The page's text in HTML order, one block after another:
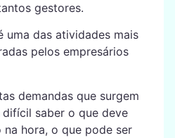
gestores.
uma das atividades mais
pelos empresários
demandas que surgem
saber o que deve
hora, o que pode ser